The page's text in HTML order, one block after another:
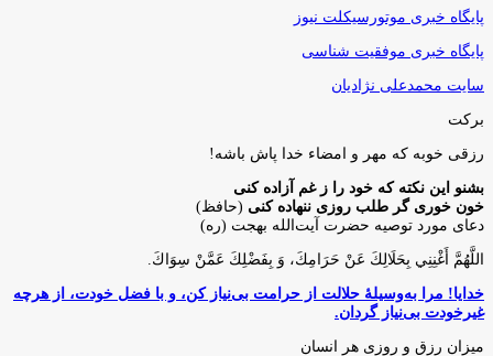
پایگاه خبری موتورسیکلت نیوز
پایگاه خبری موفقیت شناسی
سایت محمدعلی نژادیان
برکت
رزقی خوبه كه مهر و امضاء خدا پاش باشه!
بشنو این نکته که خود را ز غم آزاده کنی
خون خوری گر طلب روزی ننهاده کنی (حافظ)
دعای مورد توصیه حضرت آیت‌الله بهجت (ره)
اللَّهُمَّ أَغْنِنِي بِحَلَالِكَ عَنْ حَرَامِكَ، وَ بِفَضْلِكَ عَمَّنْ سِوَاكَ‏.
خدایا! مرا به‌وسیلۀ حلالت از حرامت بی‌نیاز کن، و با فضل خودت، از هرچه
غیرخودت بی‌نیاز گردان.
میزان رزق و روزی هر انسان